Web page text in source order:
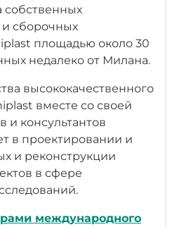
собственных
сборочных
площадью около 30
недалеко от Милана.
высококачественного
вместе со своей
и консультантов
в проектировании и
и реконструкции
в сфере
международного